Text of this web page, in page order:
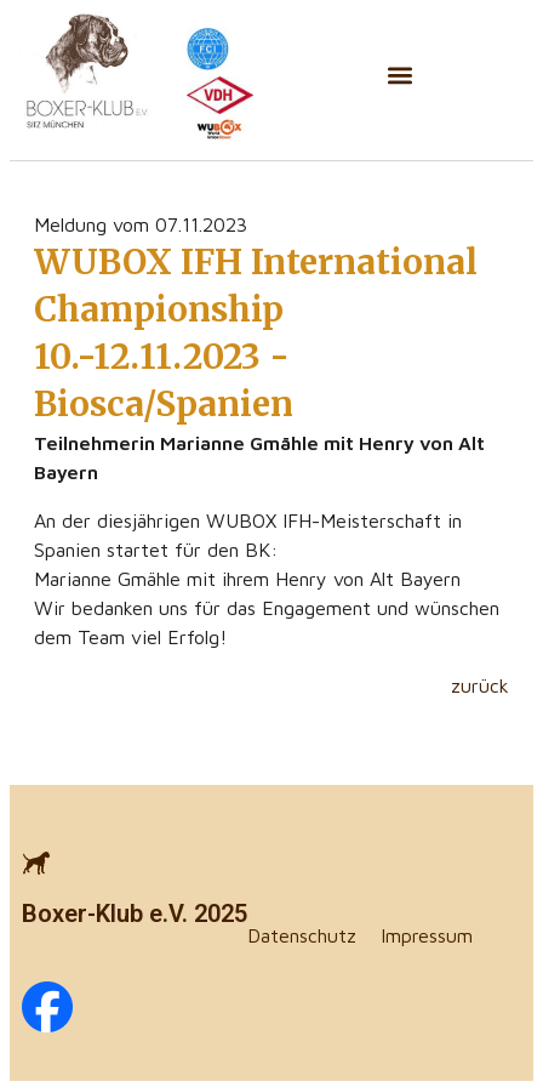
zurück
Meldung vom 07.11.2023
WUBOX IFH International
Championship
10.-12.11.2023 -
Biosca/Spanien
Teilnehmerin Marianne Gmähle mit Henry von Alt
Bayern
An der diesjährigen WUBOX IFH-Meisterschaft in
Spanien startet für den BK:
Marianne Gmähle mit ihrem Henry von Alt Bayern
Wir bedanken uns für das Engagement und wünschen
dem Team viel Erfolg!
Boxer-Klub e.V. 2025
Datenschutz Impressum